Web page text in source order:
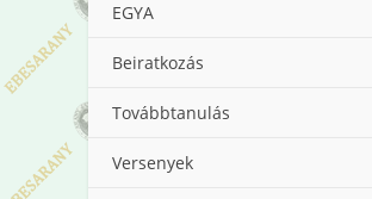
EGYA
Beiratkozás
Továbbtanulás
Versenyek